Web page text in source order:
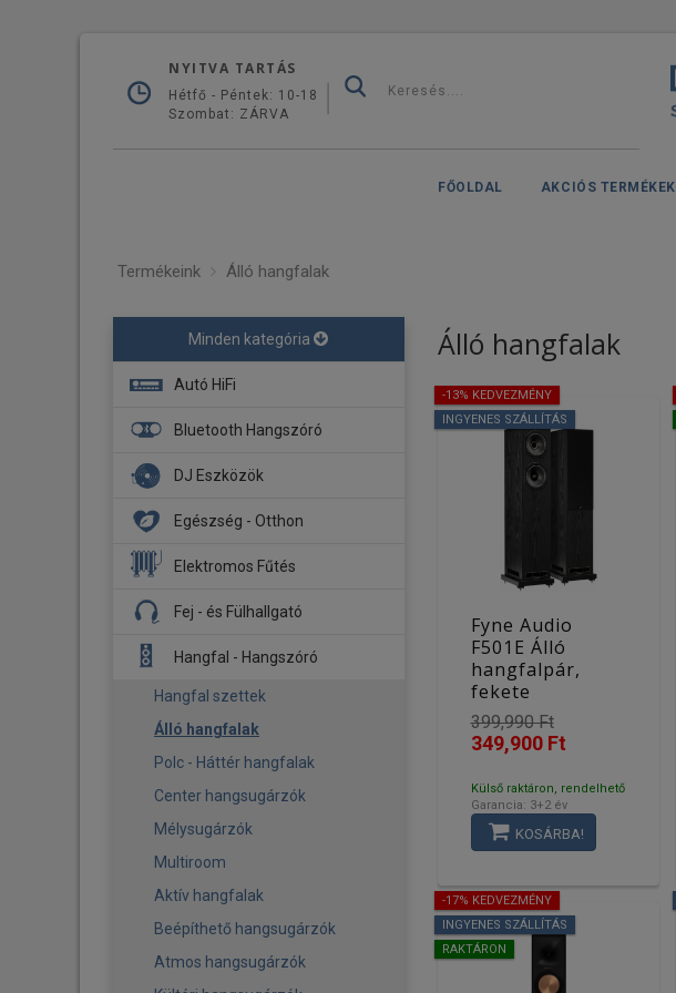
NYITVA TARTÁS
Hétfő - Péntek: 10-18
Szombat: ZÁRVA
FŐOLDAL AKCIÓS TERMÉKEK
Termékeink Álló hangfalak
Minden kategória
Autó HiFi
Fejegység
Erősítő
Hangszóró
Mélysugárzó
Menetrögzítő kamerák
Kiegészítő - Tartozék
Bluetooth Hangszóró
DJ Eszközök
DJ Fejhallgató
DJ Lemezjátszó
Stúdió Monitor
Egészség - Otthon
Aroma diffúzor
Légmosó
Légtisztító
Okos otthon
Párásító
Okos babazokni
Pizza sütő
Pizza sütő - Kiegészítő
Ventilátor
Kiegészítő - Tartozék
Elektromos Fűtés
Fűtőpanel
Tartozék
Fej - és Fülhallgató
Fejhallgató
Fejhallgató erősítő - DAC
Hangfal - Hangszóró
Hangfal szettek
Álló hangfalak
Polc - Háttér hangfalak
Center hangsugárzók
Mélysugárzók
Multiroom
Aktív hangfalak
Beépíthető hangsugárzók
Atmos hangsugárzók
Álló hangfalak
-13% KEDVEZMÉNY
INGYENES SZÁLLÍTÁS
Fyne Audio
F501E Álló
hangfalpár,
fekete
399,990 Ft
349,900 Ft
Külső raktáron, rendelhető
Garancia: 3+2 év
KOSÁRBA!
-17% KEDVEZMÉNY
INGYENES SZÁLLÍTÁS
RAKTÁRON